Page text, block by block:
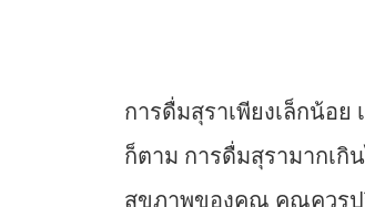
การดื่มสุราเพียงเล็กน้อ
ก็ตาม การดื่มสุรามากเ